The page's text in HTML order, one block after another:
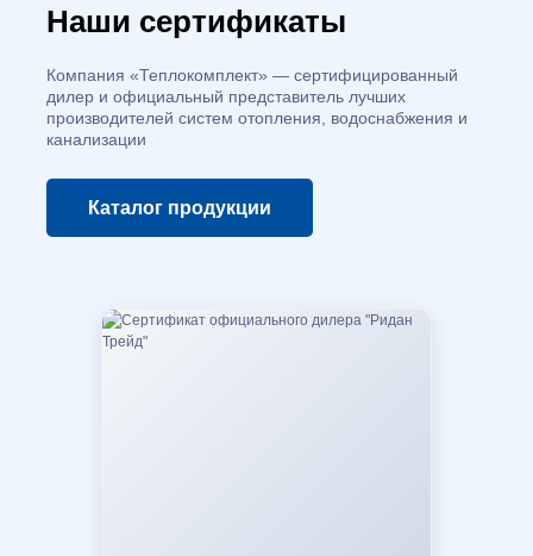
Наши сертификаты
Компания «Теплокомплект» — сертифицированный
дилер и официальный представитель лучших
производителей систем отопления, водоснабжения и
канализации
Каталог продукции